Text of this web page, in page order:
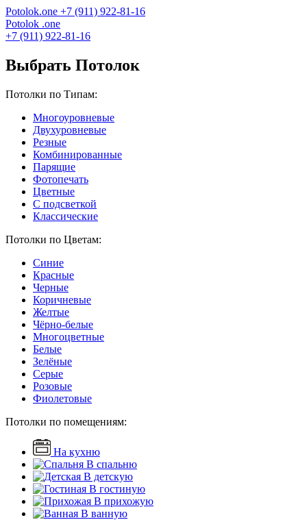
Potolok.one +7 (911) 922-81-16
Potolok .one
+7 (911) 922-81-16
Выбрать Потолок
Потолки по Типам:
Многоуровневые
Двухуровневые
Резные
Комбинированные
Парящие
Фотопечать
Цветные
С подсветкой
Классические
Потолки по Цветам:
Синие
Красные
Черные
Коричневые
Желтые
Чёрно-белые
Многоцветные
Белые
Зелёные
Серые
Розовые
Фиолетовые
Потолки по помещениям:
На кухню
В спальню
В детскую
В гостиную
В прихожую
В ванную